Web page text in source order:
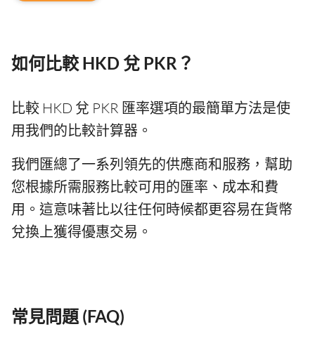
如何比較 HKD 兌 PKR？
比較 HKD 兌 PKR 匯率選項的最簡單方法是使
用我們的比較計算器。
我們匯總了一系列領先的供應商和服務，幫助
您根據所需服務比較可用的匯率、成本和費
用。這意味著比以往任何時候都更容易在貨幣
兌換上獲得優惠交易。
常見問題 (FAQ)